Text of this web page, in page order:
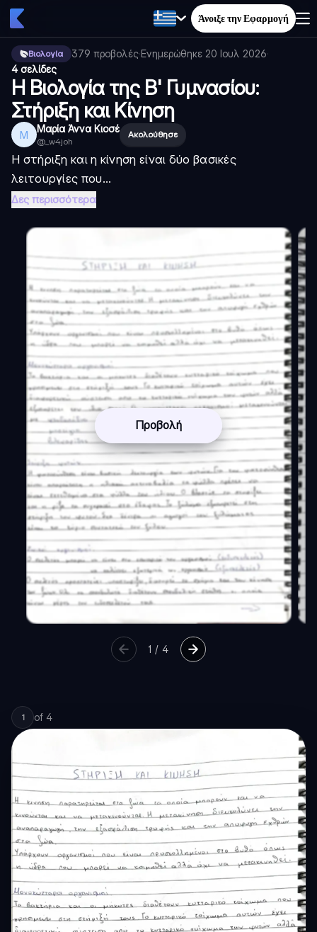
Άνοιξε την Εφαρμογή
Βιολογία 379 προβολές·Ενημερώθηκε 20 Ιουλ 2026·
4 σελίδες
Η Βιολογία της Β' Γυμνασίου:
Στήριξη και Κίνηση
Μ Μαρία Άννα Κιοσέ
@ _w4joh
Ακολούθησε
Η στήριξη και η κίνηση είναι δύο βασικές
λειτουργίες που...
Δες περισσότερα
Προβολή
1 /4
1 of 4